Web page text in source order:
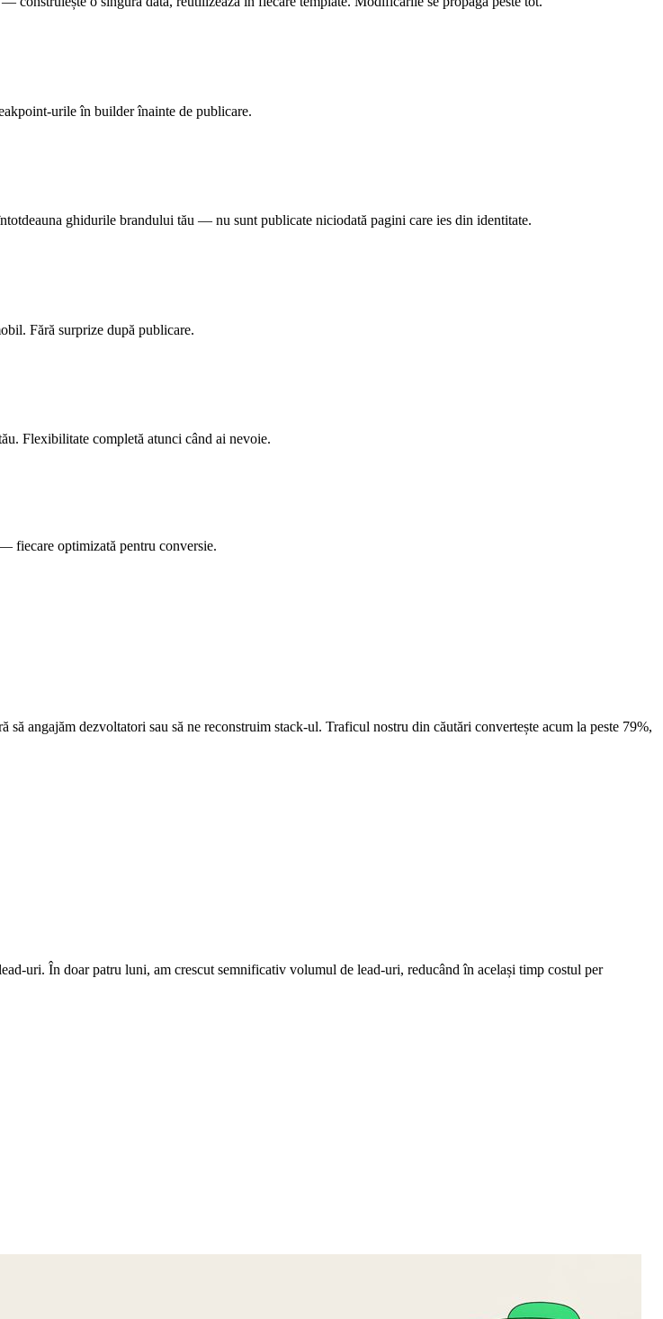
urile în builder înainte de publicare.
ghidurile brandului tău — nu sunt publicate niciodată pagini care ies din identitate.
Fără surprize după publicare.
Flexibilitate completă atunci când ai nevoie.
fiecare optimizată pentru conversie.
angajăm dezvoltatori sau să ne reconstruim stack-ul. Traficul nostru din căutări convertește acum la peste 79%,
uri. În doar patru luni, am crescut semnificativ volumul de lead-uri, reducând în același timp costul per